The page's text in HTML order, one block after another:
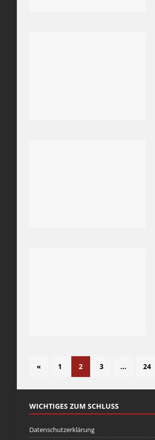
« 1 2 3 … 24
WICHTIGES ZUM SCHLUSS
Datenschutzerklärung